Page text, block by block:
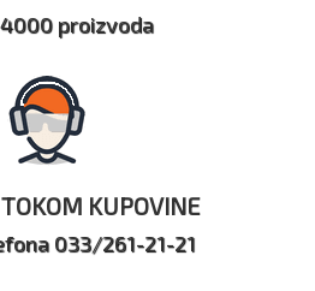
proizvoda
KUPOVINE
033/261-21-21